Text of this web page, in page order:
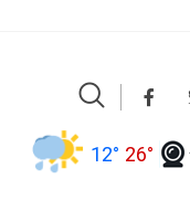
12° 26°